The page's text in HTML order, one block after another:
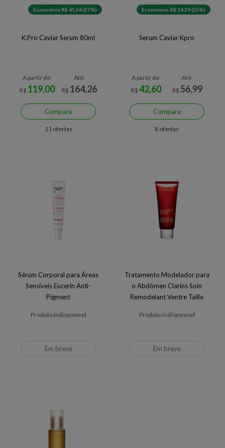
Economize R$ 45,26 (27%)
K.Pro Caviar Serum 80ml
A partir de:
R$ 119,00
Até:
R$ 164,26
Compare
11 ofertas
Economize R$ 14,39 (25%)
Serum Caviar Kpro
A partir de:
R$42,60
Até:
R$ 56,99
Compare
8 ofertas
Sérum Corporal para Áreas
Sensíveis Eucerin Anti-
Pigment
Produto indisponível
Em breve
Tratamento Modelador para
o Abdômen Clarins Soin
Remodelant Ventre Taille
Produto indisponível
Em breve